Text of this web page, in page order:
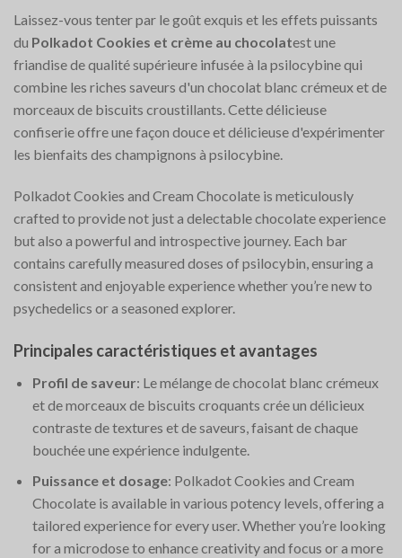
Laissez-vous tenter par le goût exquis et les effets puissants
du Polkadot Cookies et crème au chocolatest une
friandise de qualité supérieure infusée à la psilocybine qui
combine les riches saveurs d'un chocolat blanc crémeux et de
morceaux de biscuits croustillants. Cette délicieuse
confiserie offre une façon douce et délicieuse d'expérimenter
les bienfaits des champignons à psilocybine.
Polkadot Cookies and Cream Chocolate is meticulously
crafted to provide not just a delectable chocolate experience
but also a powerful and introspective journey. Each bar
contains carefully measured doses of psilocybin, ensuring a
consistent and enjoyable experience whether you’re new to
psychedelics or a seasoned explorer.
Principales caractéristiques et avantages
Profil de saveur: Le mélange de chocolat blanc crémeux
et de morceaux de biscuits croquants crée un délicieux
contraste de textures et de saveurs, faisant de chaque
bouchée une expérience indulgente.
Puissance et dosage: Polkadot Cookies and Cream
Chocolate is available in various potency levels, offering a
tailored experience for every user. Whether you’re looking
for a microdose to enhance creativity and focus or a more